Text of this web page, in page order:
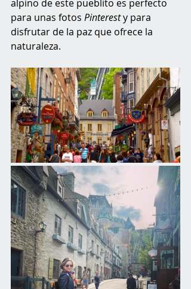
alpino de este pueblito es perfecto
para unas fotos Pinterest y para
disfrutar de la paz que ofrece la
naturaleza.